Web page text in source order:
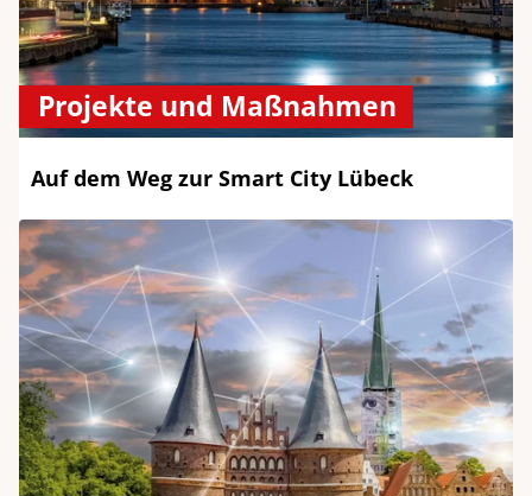
Projekte und Maßnahmen
Auf dem Weg zur Smart City Lübeck